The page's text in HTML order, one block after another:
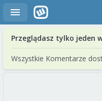
Przeglądasz tylko jeden
Wszystkie Komentarze